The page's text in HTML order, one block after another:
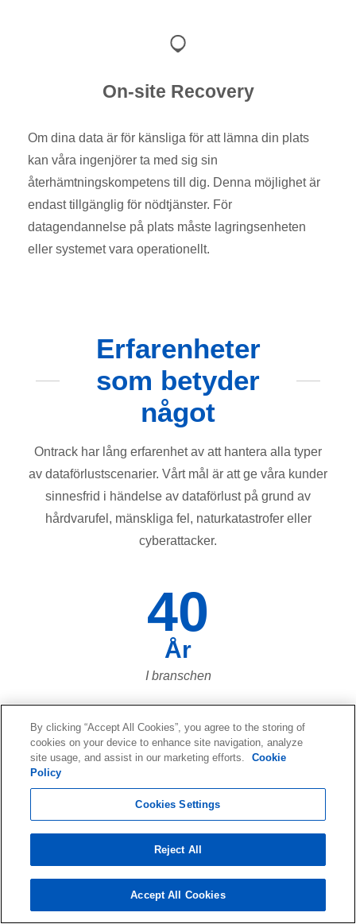
On-site Recovery
Om dina data är för känsliga för att lämna din plats
kan våra ingenjörer ta med sig sin
återhämtningskompetens till dig. Denna möjlighet är
endast tillgänglig för nödtjänster. För
datagendannelse på plats måste lagringsenheten
eller systemet vara operationellt.
Erfarenheter
som betyder
något
Ontrack har lång erfarenhet av att hantera alla typer
av dataförlustscenarier. Vårt mål är att ge våra kunder
sinnesfrid i händelse av dataförlust på grund av
hårdvarufel, mänskliga fel, naturkatastrofer eller
cyberattacker.
40
År
I branschen
1
Miljon+
Kunder och växer
By clicking “Accept All Cookies”, you agree to the storing of
cookies on your device to enhance site navigation, analyze
site usage, and assist in our marketing efforts.
Cookie
Policy
Cookies Settings
Reject All
Accept All Cookies